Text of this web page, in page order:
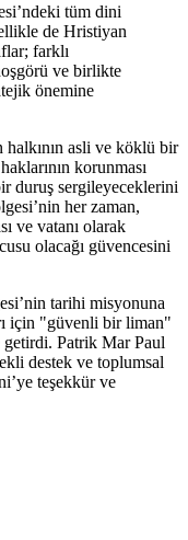
tüm dini
de Hristiyan
farklı
ve birlikte
önemine
asli ve köklü bir
korunması
duruş sergileyeceklerini
her zaman,
ve vatanı olarak
olacağı güvencesini
tarihi misyonuna
için "güvenli bir liman"
getirdi. Patrik Mar Paul
destek ve toplumsal
teşekkür ve